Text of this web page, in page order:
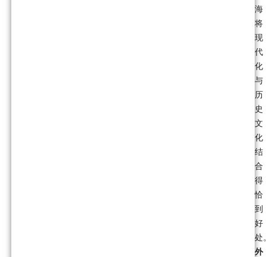
海
将
现
代
化
与
历
史
文
化
结
合
得
恰
到
好
处
外